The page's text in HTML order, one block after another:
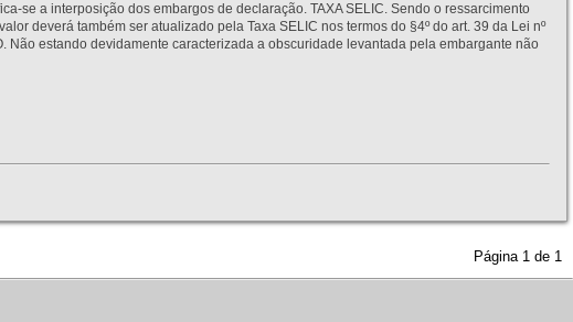
se a interposição dos embargos de declaração. TAXA SELIC. Sendo o ressarcimento
deverá também ser atualizado pela Taxa SELIC nos termos do §4º do art. 39 da Lei nº
Não estando devidamente caracterizada a obscuridade levantada pela embargante não
Página 1 de 1